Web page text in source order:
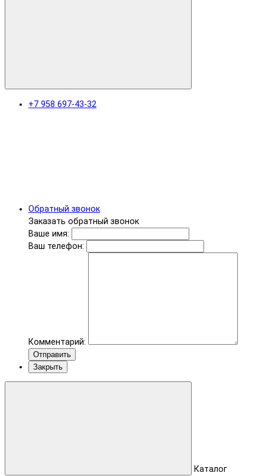
+7 958 697-43-32
Обратный звонок
Заказать обратный звонок
Ваше имя:
Ваш телефон:
Комментарий:
Отправить
Закрыть
Каталог